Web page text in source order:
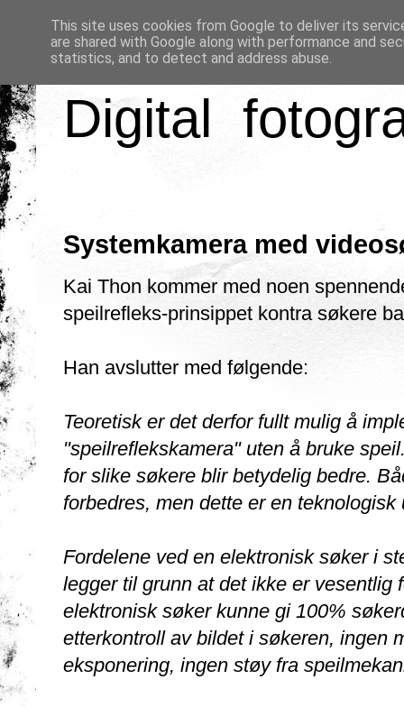
Digital
Systemkamera med
Kai Thon kommer med noen
speilrefleks-prinsippet kontra søkere
Han avslutter med følgende:
Teoretisk er det derfor fullt mulig å
"speilreflekskamera" uten å bruke
for slike søkere blir betydelig bedre.
forbedres, men dette er en
Fordelene ved en elektronisk søker i
legger til grunn at det ikke er
elektronisk søker kunne gi 100%
etterkontroll av bildet i søkeren, ingen
eksponering, ingen støy fra
This site uses cookies from Google to deliver its
are shared with Google along with performance and
statistics, and to detect and address abuse.